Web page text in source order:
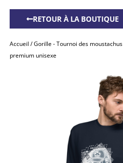
RETOUR À LA BOUTIQUE
Accueil /Gorille - Tournoi des moustachus
premium unisexe